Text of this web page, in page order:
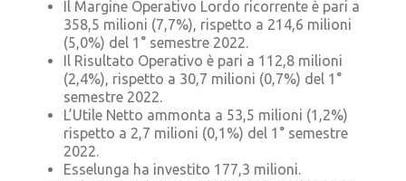
Il Margine Operativo Lordo ricorrente è pari a
358,5 milioni (7,7%), rispetto a 214,6 milioni
(5,0%) del 1° semestre 2022.
Il Risultato Operativo è pari a 112,8 milioni
(2,4%), rispetto a 30,7 milioni (0,7%) del 1°
semestre 2022.
L’Utile Netto ammonta a 53,5 milioni (1,2%)
rispetto a 2,7 milioni (0,1%) del 1° semestre
2022.
Esselunga ha investito 177,3 milioni.